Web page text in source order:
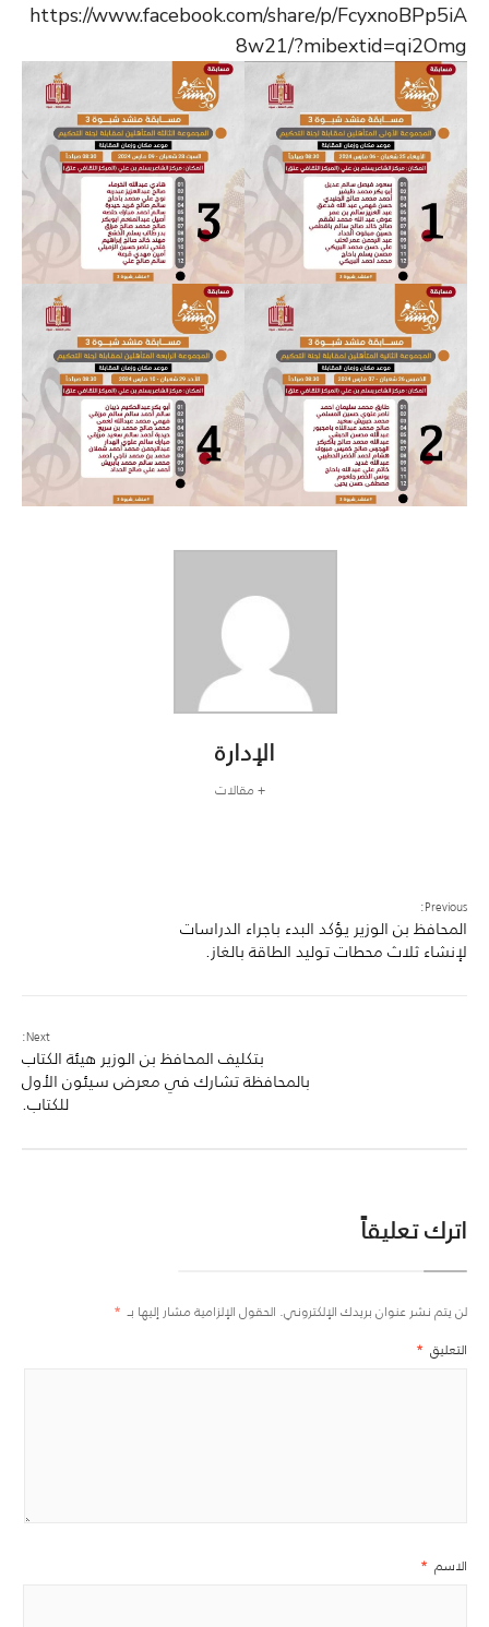
https://www.facebook.com/share/p/FcyxnoBPp5iA
8w21/?mibextid=qi2Omg
الإدارة
+ مقالات
Previous:
المحافظ بن الوزير يؤكد البدء باجراء الدراسات
لإنشاء ثلاث محطات توليد الطاقة بالغاز.
Next:
بتكليف المحافظ بن الوزير هيئة الكتاب
بالمحافظة تشارك في معرض سيئون الأول
للكتاب.
اترك تعليقاً
لن يتم نشر عنوان بريدك الإلكتروني. الحقول الإلزامية مشار إليها بـ *
التعليق *
الاسم *